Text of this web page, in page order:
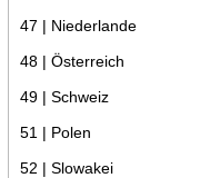
47 | Niederlande
48 | Österreich
49 | Schweiz
51 | Polen
52 | Slowakei